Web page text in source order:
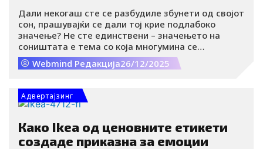
Дали некогаш сте се разбудиле збунети од својот
сон, прашувајќи се дали тој крие подлабоко
значење? Не сте единствени – значењето на
соништата е тема со која многумина се
занимавале.
Webmind Редакција26/12/2025
Адвертајзинг
Како Ikea од ценовните етикети
создаде приказна за емоции